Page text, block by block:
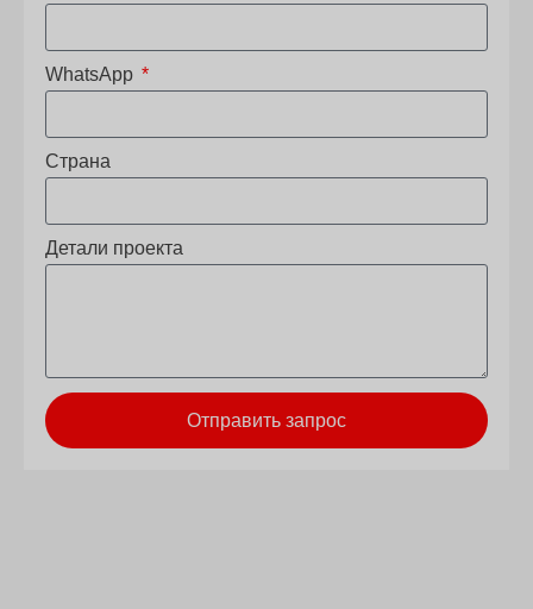
WhatsApp
Страна
Детали проекта
Отправить запрос